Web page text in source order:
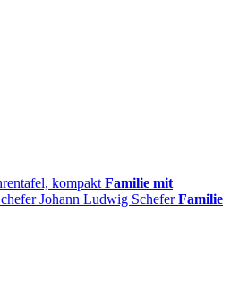
kompakt Familie mit
Johann Ludwig Schefer Familie